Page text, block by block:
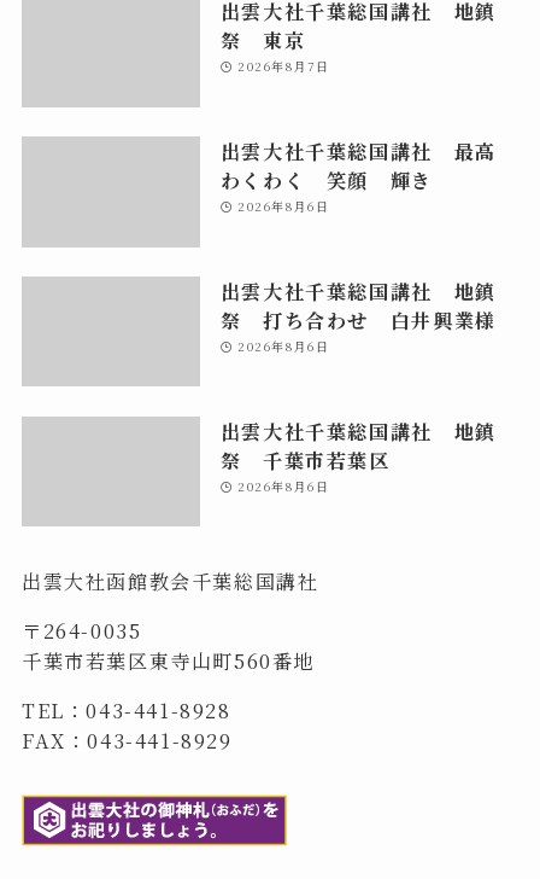
出雲大社千葉総国講社 地鎮
祭 東京
2026年8月7日
出雲大社千葉総国講社 最高
わくわく 笑顔 輝き
2026年8月6日
出雲大社千葉総国講社 地鎮
祭 打ち合わせ 白井興業様
2026年8月6日
出雲大社千葉総国講社 地鎮
祭 千葉市若葉区
2026年8月6日
出雲大社函館教会千葉総国講社
〒264-0035
千葉市若葉区東寺山町560番地
TEL：043-441-8928
FAX：043-441-8929